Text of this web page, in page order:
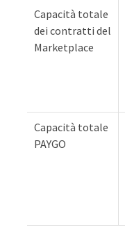
Capacità totale
dei contratti del
Marketplace
Capacità totale
PAYGO